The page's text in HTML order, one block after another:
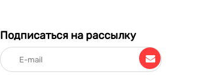
Подписаться на рассылку